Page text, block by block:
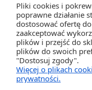
Pliki cookies i
poprawne działanie
dostosować ofertę
zaakceptować
plików i przejść do
plików do swoich
"Dostosuj zgody".
Więcej o plikach
prywatności.